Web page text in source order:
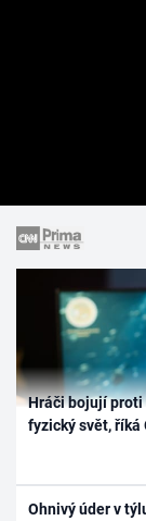
Hráči bojují proti
fyzický svět, říká
Ohnivý úder v